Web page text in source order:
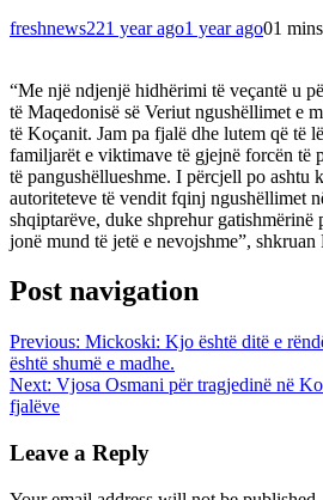
freshnews221 year ago1 year ago01 mins
“Me një ndjenjë hidhërimi të veçantë u
të Maqedonisë së Veriut ngushëllimet e
të Koçanit. Jam pa fjalë dhe lutem që të
familjarët e viktimave të gjejnë forcën të
të pangushëllueshme. I përcjell po
autoriteteve të vendit fqinj ngushëllimet
shqiptarëve, duke shprehur gatishmërinë
jonë mund të jetë e nevojshme”, shkruan
Post navigation
Previous: Mickoski: Kjo është ditë e
është shumë e madhe.
Next: Vjosa Osmani për tragjedinë në
fjalëve
Leave a Reply